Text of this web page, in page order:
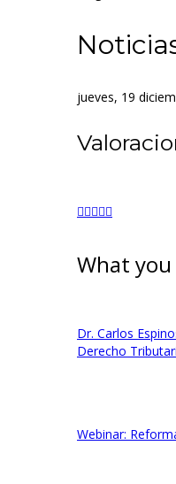
jueves, 19
What
Dr. Carlos
Derecho
Webinar: